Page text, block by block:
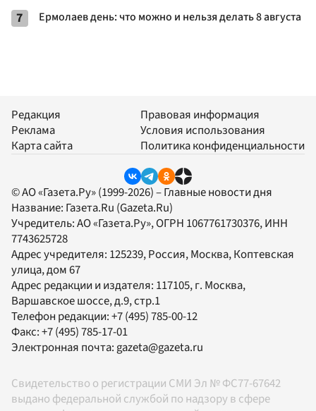
7 Ермолаев день: что можно и нельзя делать 8 августа
Редакция
Реклама
Карта сайта
Правовая информация
Условия использования
Политика конфиденциальности
© АО «Газета.Ру» (1999-2026) – Главные новости дня
Название: Газета.Ru (Gazeta.Ru)
Учредитель:АО «Газета.Ру», ОГРН 1067761730376, ИНН
7743625728
Адрес учредителя: 125239, Россия, Москва, Коптевская
улица, дом 67
Адрес редакции и издателя: 117105, г. Москва,
Варшавское шоссе, д.9, стр.1
Телефон редакции:+7 (495) 785-00-12
Факс:+7 (495) 785-17-01
Электронная почта:gazeta@gazeta.ru
Свидетельство о регистрации СМИ Эл № ФС77-67642
выдано федеральной службой по надзору в сфере